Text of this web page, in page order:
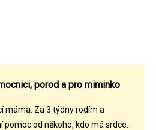
porod a pro miminko
máma. Za 3 týdny rodím a
od někoho, kdo má srdce.